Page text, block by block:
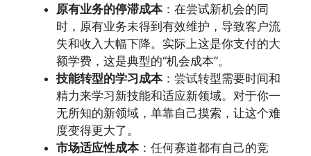
原有业务的停滞成本：在尝试新机会的同
时，原有业务未得到有效维护，导致客户流
失和收入大幅下降。实际上这是你支付的大
额学费，这是典型的“机会成本”。
技能转型的学习成本：尝试转型需要时间和
精力来学习新技能和适应新领域。对于你一
无所知的新领域，单靠自己摸索，让这个难
度变得更大了。
市场适应性成本：任何赛道都有自己的竞